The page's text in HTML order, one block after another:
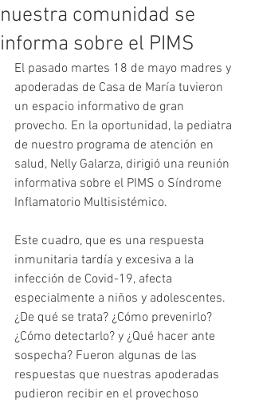
nuestra comunidad se
informa sobre el PIMS
El pasado martes 18 de mayo madres y
apoderadas de Casa de María tuvieron
un espacio informativo de gran
provecho. En la oportunidad, la pediatra
de nuestro programa de atención en
salud, Nelly Galarza, dirigió una reunión
informativa sobre el PIMS o Síndrome
Inflamatorio Multisistémico.
Este cuadro, que es una respuesta
inmunitaria tardía y excesiva a la
infección de Covid-19, afecta
especialmente a niños y adolescentes.
¿De qué se trata? ¿Cómo prevenirlo?
¿Cómo detectarlo? y ¿Qué hacer ante
sospecha? Fueron algunas de las
respuestas que nuestras apoderadas
pudieron recibir en el provechoso